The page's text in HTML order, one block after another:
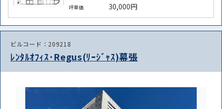
坪単価 30,000円
ビルコード：209218
ﾚﾝﾀﾙｵﾌｨｽ･Regus(ﾘｰｼﾞｬｽ)幕張